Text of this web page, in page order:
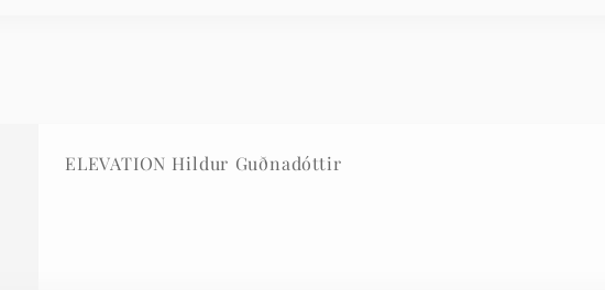
ELEVATION Hildur Guðnadóttir